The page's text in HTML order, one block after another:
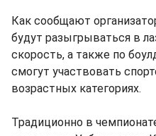
Как сообщают
будут разыгрываться в
скорость, а также по
смогут участвовать
возрастных категориях.
Традиционно в